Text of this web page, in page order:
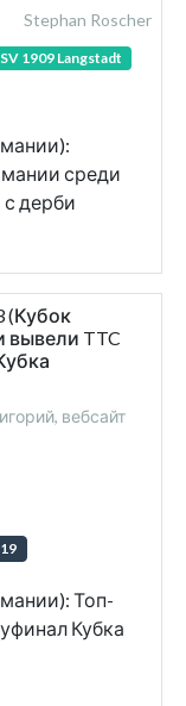
Stephan Roscher
1909 Langstadt
среди
дерби
(Кубок
вывели TTC
вебсайт
19
Топ-
Кубка